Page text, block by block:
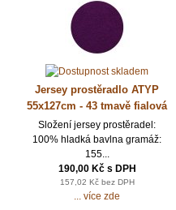
Jersey prostěradlo ATYP
55x127cm - 43 tmavě fialová
Složení jersey prostěradel:
100% hladká bavlna gramáž:
155...
190,00 Kč s DPH
157,02 Kč bez DPH
... více zde